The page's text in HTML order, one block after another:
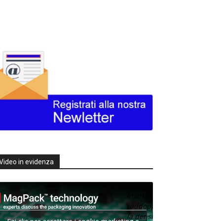
in evidenza
Texas
raddoppia
la densità